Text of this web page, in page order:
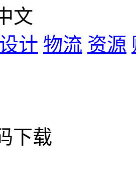
文
设计 物流 资源
下载